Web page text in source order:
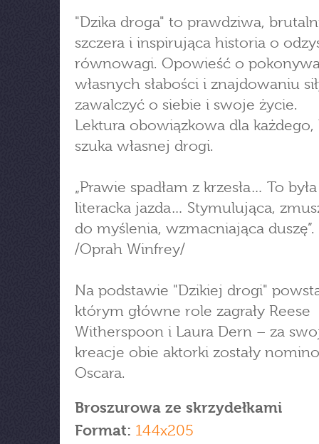
"Dzika droga" to prawdziwa,
szczera i inspirująca historia o
równowagi. Opowieść o
własnych słabości i znajdowaniu
zawalczyć o siebie i swoje życie.
Lektura obowiązkowa dla każdego,
szuka własnej drogi.
„Prawie spadłam z krzesła… To
literacka jazda… Stymulująca,
do myślenia, wzmacniająca duszę”.
/Oprah Winfrey/
Na podstawie "Dzikiej drogi"
którym główne role zagrały Reese
Witherspoon i Laura Dern – za
kreacje obie aktorki zostały
Oscara.
Broszurowa ze skrzydełkami
Format: 144x205